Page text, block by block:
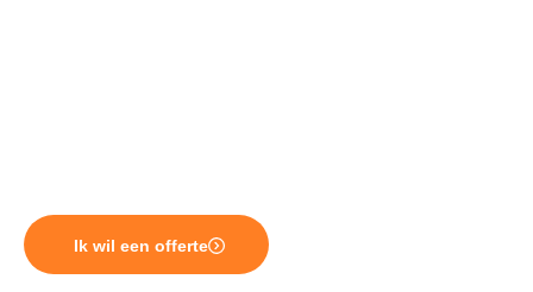
Ik wil een offerte